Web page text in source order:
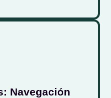
Navegación